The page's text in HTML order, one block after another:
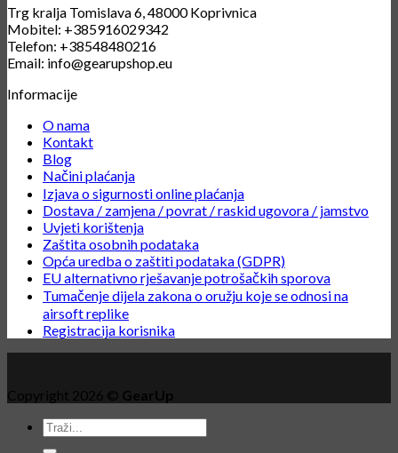
Trg kralja Tomislava 6, 48000 Koprivnica
Mobitel: +385916029342
Telefon: +38548480216
Email: info@gearupshop.eu
Informacije
O nama
Kontakt
Blog
Načini plaćanja
Izjava o sigurnosti online plaćanja
Dostava / zamjena / povrat / raskid ugovora / jamstvo
Uvjeti korištenja
Zaštita osobnih podataka
Opća uredba o zaštiti podataka (GDPR)
EU alternativno rješavanje potrošačkih sporova
Tumačenje dijela zakona o oružju koje se odnosi na
airsoft replike
Registracija korisnika
Copyright 2026 © GearUp